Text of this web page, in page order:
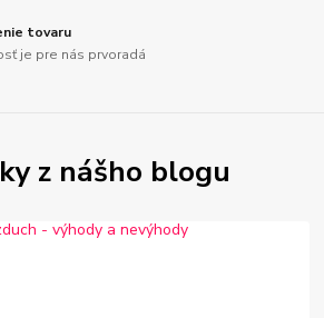
tovaru
je pre nás prvoradá
z nášho blogu